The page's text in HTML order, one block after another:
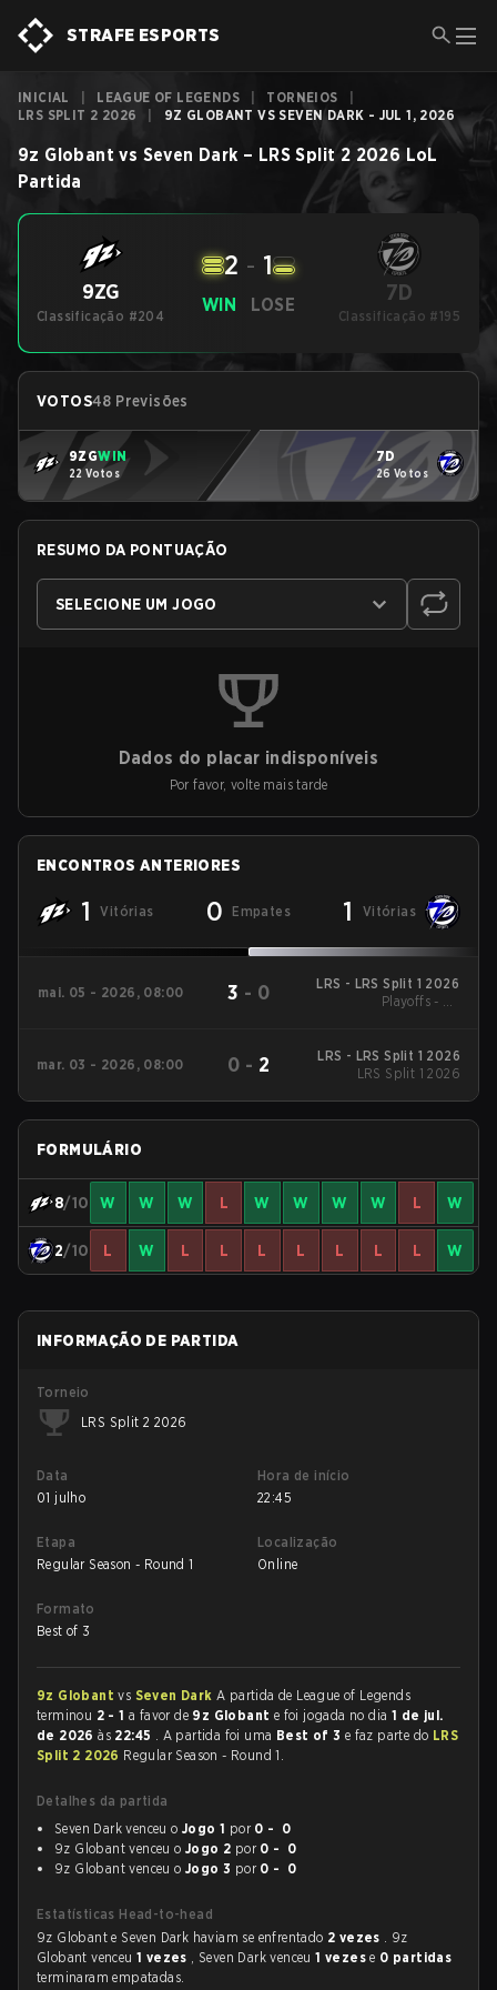
STRAFE ESPORTS
INICIAL LEAGUE OF LEGENDS TORNEIOS
LRS SPLIT 2 2026
9Z GLOBANT VS SEVEN DARK - JUL 1, 2026
9z Globant vs Seven Dark – LRS Split 2 2026 LoL
Partida
9ZG
Classificação #204
WIN
2 - 1
LOSE 7D
Classificação #195
VOTOS48 Previsões
9ZGWIN
22 Votos
7D
26 Votos
RESUMO DA PONTUAÇÃO
SELECIONE UM JOGO
Dados do placar indisponíveis
Por favor, volte mais tarde
ENCONTROS ANTERIORES
1 Vitórias 0 Empates 1 Vitórias
mai. 05 - 2026, 08:00 3 - 0
LRS - LRS Split 1 2026
Playoffs - LB
mar. 03 - 2026, 08:00 0 - 2
LRS - LRS Split 1 2026
LRS Split 1 2026
FORMULÁRIO
8/10 W W W L W W W W L W
2/10 L W L L L L L L L W
INFORMAÇÃO DE PARTIDA
Torneio
LRS Split 2 2026
Data
01 julho
Hora de início
22:45
Etapa
Regular Season - Round 1
Localização
Online
Formato
Best of 3
9z Globantvs Seven DarkA partida de League of Legends
terminou 2 - 1 a favor de 9z Globant e foi jogada no dia 1 de jul.
de 2026às 22:45 . A partida foi uma Best of 3 e faz parte do LRS
Split 2 2026 Regular Season - Round 1.
Detalhes da partida
Seven Dark venceu o Jogo 1 por 0 - 0
9z Globant venceu o Jogo 2 por 0 - 0
9z Globant venceu o Jogo 3 por 0 - 0
Estatísticas Head-to-head
9z Globant e Seven Dark haviam se enfrentado 2 vezes . 9z
Globant venceu1 vezes , Seven Dark venceu1 vezese 0 partidas
terminaram empatadas.